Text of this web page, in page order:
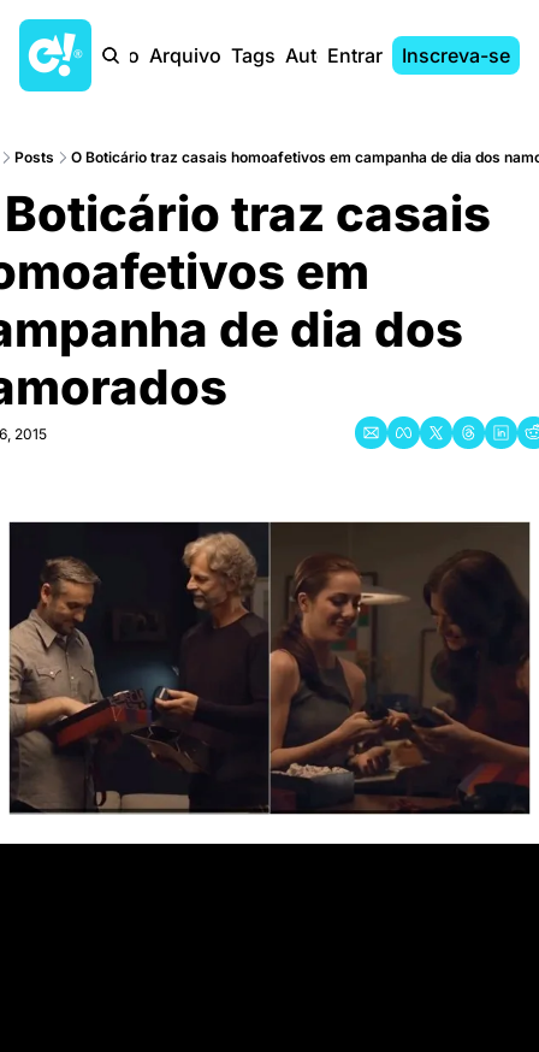
Início Arquivo Tags AutoresEntrar Inscreva-se
Posts O Boticário traz casais homoafetivos em campanha de dia dos
Boticário traz casais
em
de dia dos
2015